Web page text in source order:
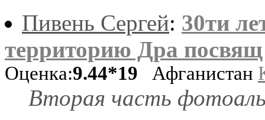
Пивень Сергей: 30ти
территорию Дра посвящ
Оценка:9.44*19 Афганистан
Вторая часть